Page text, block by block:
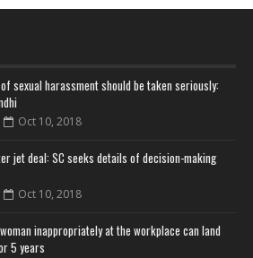
sexual harassment should be taken seriously:
Oct 10, 2018
jet deal: SC seeks details of decision-making
Oct 10, 2018
inappropriately at the workplace can land
5 years